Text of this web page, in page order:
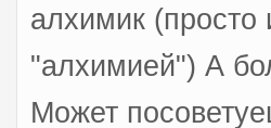
алхимик (просто
"алхимией") А
Может